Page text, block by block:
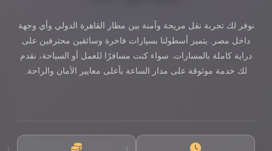
نوفر لك تجربة نقل مريحة وآمنة بين مطار القاهرة الدولي وأي وجهة
داخل مصر. يتميز أسطولنا بسيارات فاخرة وسائقين محترفين على
دراية كاملة بالمسارات. سواء كنت مسافرًا للعمل أو السياحة، نقدم
لك خدمة موثوقة على مدار الساعة بأعلى معايير الأمان والراحة.